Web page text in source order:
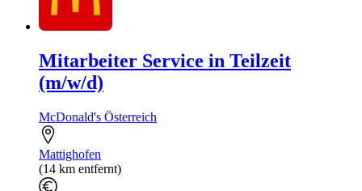
Mitarbeiter Service in Teilzeit
(m/w/d)
McDonald's Österreich
Mattighofen
(14 km entfernt)